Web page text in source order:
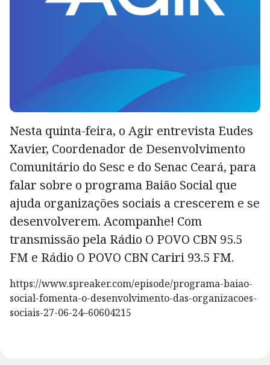
Nesta quinta-feira, o Agir entrevista Eudes
Xavier, Coordenador de Desenvolvimento
Comunitário do Sesc e do Senac Ceará, para
falar sobre o programa Baião Social que
ajuda organizações sociais a crescerem e se
desenvolverem. Acompanhe! Com
transmissão pela Rádio O POVO CBN 95.5
FM e Rádio O POVO CBN Cariri 93.5 FM.
https://www.spreaker.com/episode/programa-baiao-
social-fomenta-o-desenvolvimento-das-organizacoes-
sociais-27-06-24–60604215